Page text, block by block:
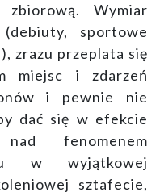
zbiorową. Wymiar
sportowe
zrazu przeplata się
miejsc i zdarzeń
i pewnie nie
dać się w efekcie
fenomenem
w wyjątkowej
sztafecie,